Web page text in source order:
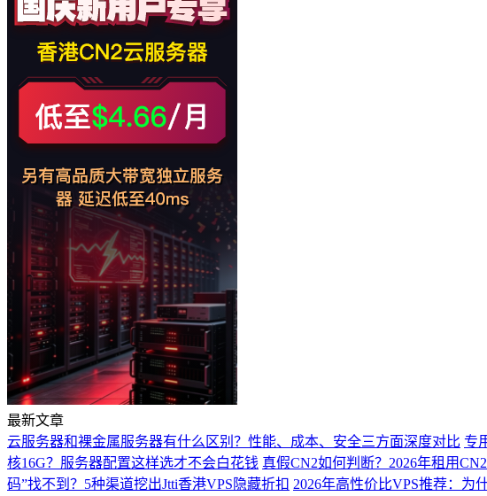
最新文章
云服务器和裸金属服务器有什么区别？性能、成本、安全三方面深度对比 专
核16G？服务器配置这样选才不会白花钱 真假CN2如何判断？2026年租用
码”找不到？5种渠道挖出Jtti香港VPS隐藏折扣 2026年高性价比VPS推荐：为